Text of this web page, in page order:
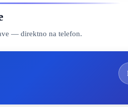
— direktno na telefon.